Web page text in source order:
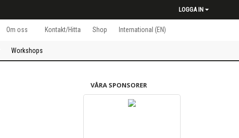
LOGGA IN
Om oss Kontakt/Hitta Shop International (EN)
Workshops
VÅRA SPONSORER